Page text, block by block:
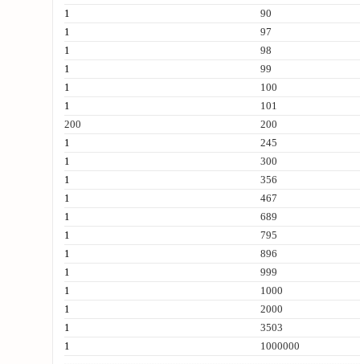
1
90
1
97
1
98
1
99
1
100
1
101
200
200
1
245
1
300
1
356
1
467
1
689
1
795
1
896
1
999
1
1000
1
2000
1
3503
1
1000000